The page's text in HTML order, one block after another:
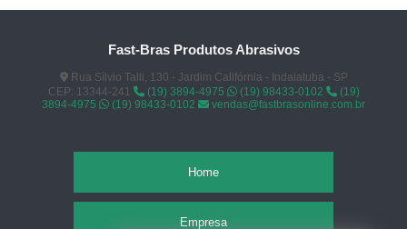
Fast-Bras Produtos Abrasivos
Rua Sílvio Talli, 130 - Jardim Califórnia - Indaiatuba - SP
CEP: 13344-241
(19) 3894-4975 (19) 98433-0102
(19)
3894-4975
(19) 98433-0102 vendas@fastbrasonline.com.br
Home
Empresa